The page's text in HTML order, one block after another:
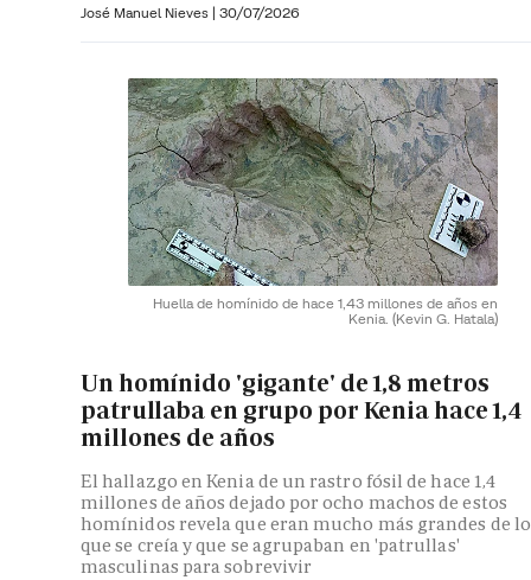
José Manuel Nieves | 30/07/2026
Huella de homínido de hace 1,43 millones de años en
Kenia. (Kevin G. Hatala)
Un homínido 'gigante' de 1,8 metros
patrullaba en grupo por Kenia hace 1,4
millones de años
El hallazgo en Kenia de un rastro fósil de hace 1,4
millones de años dejado por ocho machos de estos
homínidos revela que eran mucho más grandes de lo
que se creía y que se agrupaban en 'patrullas'
masculinas para sobrevivir